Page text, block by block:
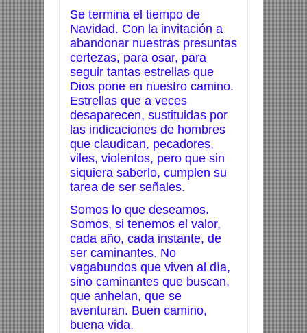
Se termina el tiempo de
Navidad. Con la invitación a
abandonar nuestras presuntas
certezas, para osar, para
seguir tantas estrellas que
Dios pone en nuestro camino.
Estrellas que a veces
desaparecen, sustituidas por
las indicaciones de hombres
que claudican, pecadores,
viles, violentos, pero que sin
siquiera saberlo, cumplen su
tarea de ser señales.
Somos lo que deseamos.
Somos, si tenemos el valor,
cada año, cada instante, de
ser caminantes. No
vagabundos que viven al día,
sino caminantes que buscan,
que anhelan, que se
aventuran. Buen camino,
buena vida.